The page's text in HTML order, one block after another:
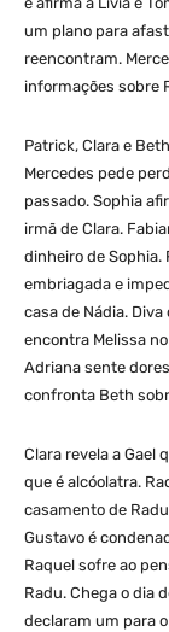
um plano para
reencontram.
informações sobre
Patrick, Clara e
Mercedes pede
passado. Sophia
irmã de Clara.
dinheiro de Sophia.
embriagada e
casa de Nádia.
encontra Melissa
Adriana sente
confronta Beth
Clara revela a Gael
que é alcóolatra.
casamento de
Gustavo é
Raquel sofre ao
Radu. Chega o dia
declaram um para